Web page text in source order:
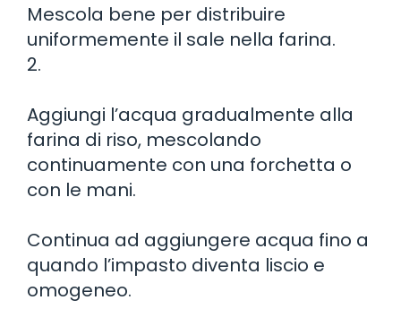
Mescola bene per distribuire
uniformemente il sale nella farina.
2.
Aggiungi l’acqua gradualmente alla
farina di riso, mescolando
continuamente con una forchetta o
con le mani.
Continua ad aggiungere acqua fino a
quando l’impasto diventa liscio e
omogeneo.